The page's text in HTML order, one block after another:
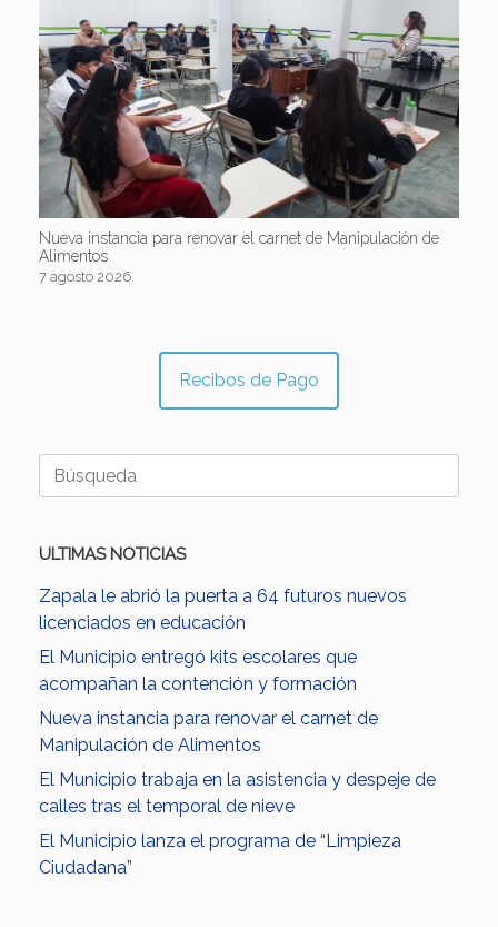
Nueva instancia para renovar el carnet de Manipulación de
Alimentos
7 agosto 2026
Recibos de Pago
Buscar:
ULTIMAS NOTICIAS
Zapala le abrió la puerta a 64 futuros nuevos
licenciados en educación
El Municipio entregó kits escolares que
acompañan la contención y formación
Nueva instancia para renovar el carnet de
Manipulación de Alimentos
El Municipio trabaja en la asistencia y despeje de
calles tras el temporal de nieve
El Municipio lanza el programa de “Limpieza
Ciudadana”